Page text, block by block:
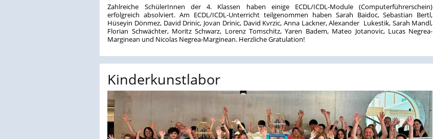
Zahlreiche SchülerInnen der 4. Klassen haben einige ECDL/ICDL-Module (Computerführerschein)
erfolgreich absolviert. Am ECDL/ICDL-Unterricht teilgenommen haben Sarah Baidoc, Sebastian Bertl,
Hüseyin Dönmez, David Drinic, Jovan Drinic, David Kvrzic, Anna Lackner, Alexander Lukestik, Sarah Mandl,
Florian Schwächter, Moritz Schwarz, Lorenz Tomschitz, Yaren Badem, Mateo Jotanovic, Lucas Negrea-
Marginean und Nicolas Negrea-Marginean. Herzliche Gratulation!
Kinderkunstlabor